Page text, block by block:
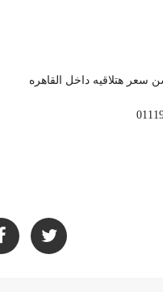
هتلاقيه داخل القاهره